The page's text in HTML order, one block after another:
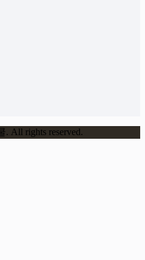
All rights reserved.